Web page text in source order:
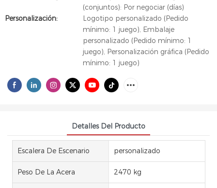
(conjuntos): Por negociar (días)
Personalización:
Logotipo personalizado (Pedido
mínimo: 1 juego), Embalaje
personalizado (Pedido mínimo: 1
juego), Personalización gráfica (Pedido
mínimo: 1 juego)
Detalles Del Producto
Escalera De Escenario personalizado
Peso De La Acera 2470 kg